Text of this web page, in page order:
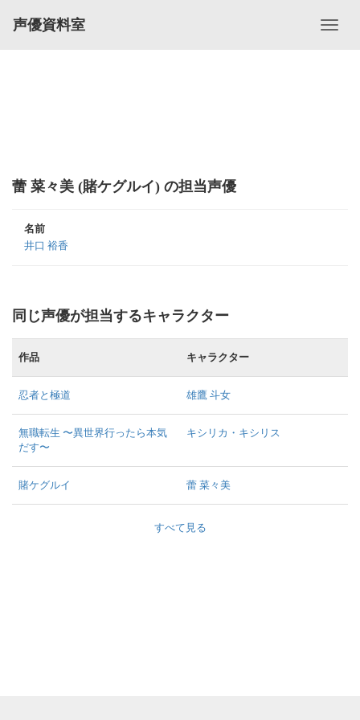
声優資料室
蕾 菜々美 (賭ケグルイ) の担当声優
名前
井口 裕香
同じ声優が担当するキャラクター
作品 キャラクター
忍者と極道 雄鷹 斗女
無職転生 〜異世界行ったら本気
だす〜
キシリカ・キシリス
賭ケグルイ 蕾 菜々美
すべて見る